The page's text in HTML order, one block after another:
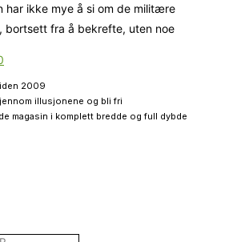
har ikke mye å si om de militære
bortsett fra å bekrefte, uten noe
2009
illusjonene og bli fri
magasin i komplett bredde og full dybde